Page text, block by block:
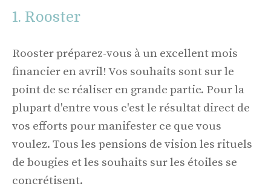
1. Rooster
Rooster préparez-vous à un excellent mois
financier en avril! Vos souhaits sont sur le
point de se réaliser en grande partie. Pour la
plupart d'entre vous c'est le résultat direct de
vos efforts pour manifester ce que vous
voulez. Tous les pensions de vision les rituels
de bougies et les souhaits sur les étoiles se
concrétisent.